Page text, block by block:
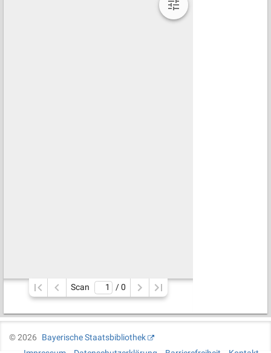
Scan / 0
©2026
Bayerische Staatsbibliothek